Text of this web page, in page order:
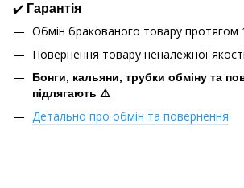
✔️ Гарантія
Обмін бракованого товару протягом
Повернення товару неналежної
Бонги, кальяни, трубки обміну та
підлягають ⚠️
Детально про обмін та повернення